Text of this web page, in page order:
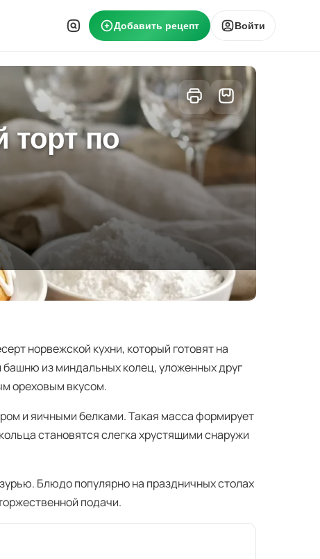
Добавить рецепт Войти
торт по
норвежской кухни, который готовят на
из миндальных колец, уложенных друг
ореховым вкусом.
и яичными белками. Такая масса формирует
становятся слегка хрустящими снаружи
Блюдо популярно на праздничных столах
подачи.